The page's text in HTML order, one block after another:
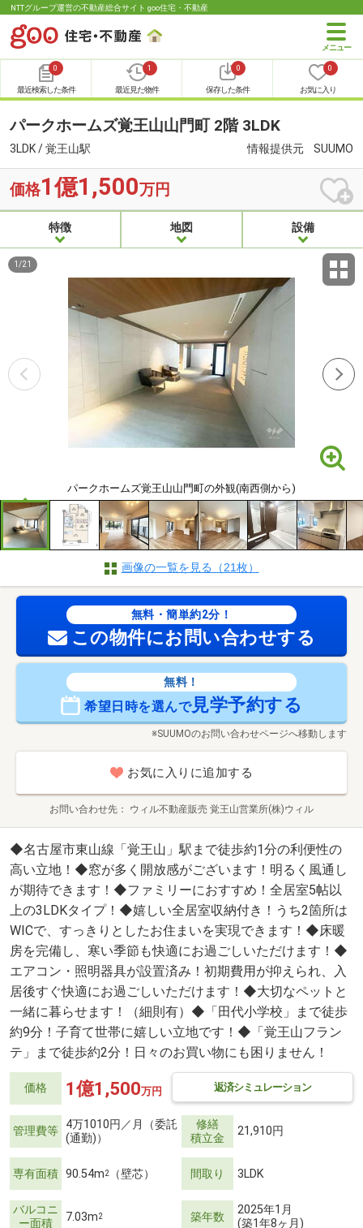
NTTグループ運営の不動産総合サイト goo住宅・不動産
0
最近検索した条件
1
最近見た物件
0
保存した条件
0
お気に入り
パークホームズ覚王山山門町 2階 3LDK
3LDK / 覚王山駅 情報提供元 SUUMO
価格1億1,500万円
特徴 地図 設備
パークホームズ覚王山山門町の外観(南西側から)
1 /21
画像の一覧を見る（21枚）
無料・簡単約2分！
この物件にお問い合わせする
無料！
希望日時を選んで見学予約する
※SUUMOのお問い合わせページへ移動します
お気に入りに追加する
お問い合わせ先 ウィル不動産販売 覚王山営業所(株)ウィル
◆名古屋市東山線「覚王山」駅まで徒歩約1分の利便性の
高い立地！◆窓が多く開放感がございます！明るく風通し
が期待できます！◆ファミリーにおすすめ！全居室5帖以
上の3LDKタイプ！◆嬉しい全居室収納付き！うち2箇所は
WICで、すっきりとしたお住まいを実現できます！◆床暖
房を完備し、寒い季節も快適にお過ごしいただけます！◆
エアコン・照明器具が設置済み！初期費用が抑えられ、入
居後すぐ快適にお過ごしいただけます！◆大切なペットと
一緒に暮らせます！（細則有）◆「田代小学校」まで徒歩
約9分！子育て世帯に嬉しい立地です！◆「覚王山フラン
テ」まで徒歩約2分！日々のお買い物にも困りません！
価格 返済シミュレーション
1億1,500万円
管理費等 4万1010円／月（委託
(通勤)）
修繕
積立金
21,910円
専有面積 90.54m2 （壁芯） 間取り 3LDK
バルコニ
ー面積
7.03m2 築年数
2025年1月
(築1年8ヶ月)